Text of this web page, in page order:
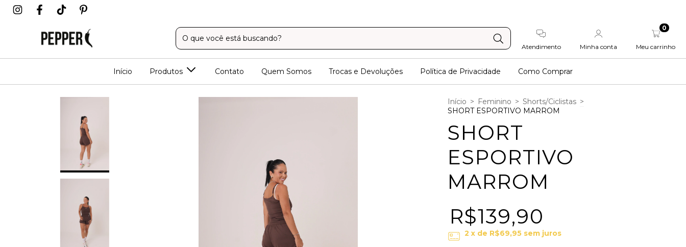
Atendimento Minha conta Meu carrinho
0
Início Produtos Contato Quem Somos Trocas e Devoluções Política de Privacidade Como Comprar
Início > Feminino > Shorts/Ciclistas >
SHORT ESPORTIVO MARROM
SHORT
ESPORTIVO
MARROM
R$139,90
2 x de R$69,95 sem juros